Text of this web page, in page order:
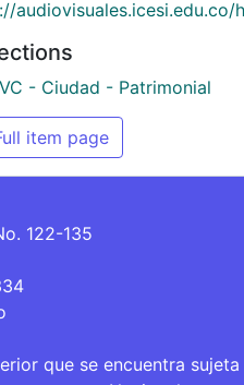
- Ciudad - Patrimonial
item page
122-135
que se encuentra